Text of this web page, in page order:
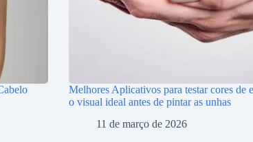
Melhores Aplicativos para testar cores de
o visual ideal antes de pintar as unhas
11 de março de 2026